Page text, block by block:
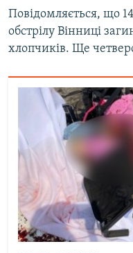
Повідомляється, що
обстрілу Вінниці
хлопчиків. Ще